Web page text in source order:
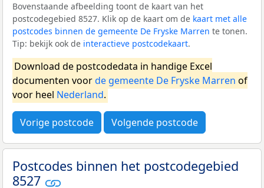
Bovenstaande afbeelding toont de kaart van het
postcodegebied 8527. Klik op de kaart om de kaart met alle
postcodes binnen de gemeente De Fryske Marren te tonen.
Tip: bekijk ook de interactieve postcodekaart.
Download de postcodedata in handige Excel
documenten voorde gemeente De Fryske Marren of
voor heel Nederland.
Vorige postcode Volgende postcode
Postcodes binnen het postcodegebied
8527